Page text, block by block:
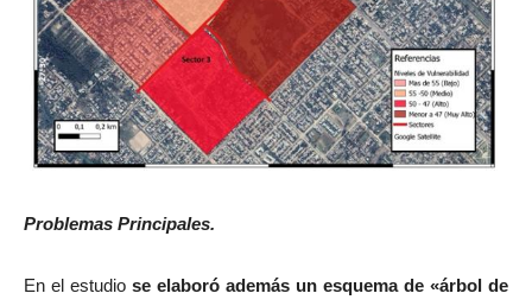
Problemas Principales.
En el estudio se elaboró además un esquema de «árbol de